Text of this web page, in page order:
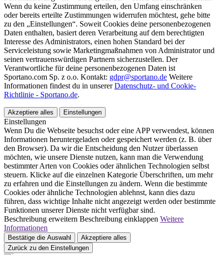
Wenn du keine Zustimmung erteilen, den Umfang einschränken
oder bereits erteilte Zustimmungen widerrufen möchtest, gehe bitte
zu den „Einstellungen“. Soweit Cookies deine personenbezogenen
Daten enthalten, basiert deren Verarbeitung auf dem berechtigten
Interesse des Administrators, einen hohen Standard bei der
Serviceleistung sowie Marketingmaßnahmen von Administrator und
seinen vertrauenswürdigen Partnern sicherzustellen. Der
Verantwortliche für deine personenbezogenen Daten ist
Sportano.com Sp. z o.o. Kontakt: gdpr@sportano.de Weitere
Informationen findest du in unsererDatenschutz- und Cookie-
Richtlinie - Sportano.de.
Akzeptiere alles Einstellungen
Einstellungen
Wenn Du die Webseite besuchst oder eine APP verwendest, können
Informationen heruntergeladen oder gespeichert werden (z. B. über
den Browser). Da wir die Entscheidung den Nutzer überlassen
möchten, wie unsere Dienste nutzen, kann man die Verwendung
bestimmter Arten von Cookies oder ähnlichen Technologien selbst
steuern. Klicke auf die einzelnen Kategorie Überschriften, um mehr
zu erfahren und die Einstellungen zu ändern. Wenn die bestimmte
Cookies oder ähnliche Technologien ablehnst, kann dies dazu
führen, dass wichtige Inhalte nicht angezeigt werden oder bestimmte
Funktionen unserer Dienste nicht verfügbar sind.
Beschreibung erweitern Beschreibung einklappen Weitere
Informationen
Bestätige die Auswahl
Akzeptiere alles
Zurück zu den Einstellungen